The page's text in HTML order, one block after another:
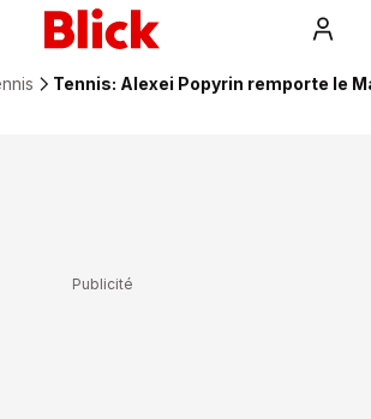
Tennis: Alexei Popyrin remporte le